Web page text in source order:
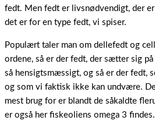
fedt. Men fedt er livsnødvendigt, der
det er for en type fedt, vi spiser.
Populært taler man om dellefedt og
ordene, så er der fedt, der sætter sig
så hensigtsmæssigt, og så er der fedt,
og som vi faktisk ikke kan undvære.
mest brug for er blandt de såkaldte
er også her fiskeoliens omega 3 findes.